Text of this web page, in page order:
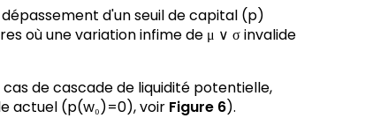
d'un seuil de capital (p)
où une variation infime de μ ∨ σ invalide
de cascade de liquidité potentielle,
actuel (p(w₀)=0), voir Figure 6).